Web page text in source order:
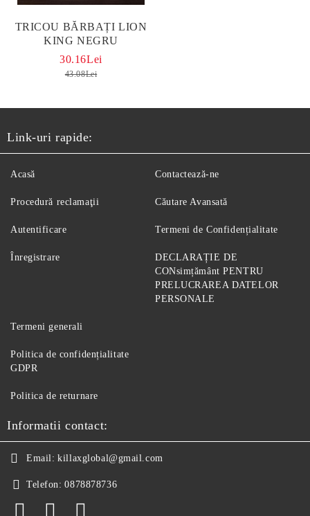
TRICOU BĂRBAȚI LION
KING NEGRU
30.16Lei
43.08Lei
Link-uri rapide:
Acasă
Procedură reclamaţii
Autentificare
Înregistrare
Contactează-ne
Căutare Avansată
Termeni de Confidențialitate
DECLARAȚIE DE
CONsimțământ PENTRU
PRELUCRAREA DATELOR
PERSONALE
Termeni generali
Politica de confidențialitate
GDPR
Politica de returnare
Informatii contact:
Email: killaxglobal@gmail.com
Telefon: 0878878736